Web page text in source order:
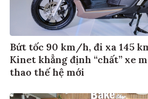
Bứt tốc 90 km/h, đi xa 145
Kinet khẳng định “chất” xe
thao thế hệ mới